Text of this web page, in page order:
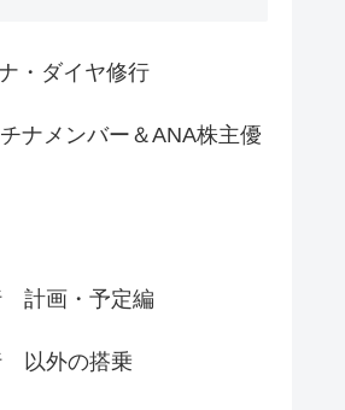
・ダイヤ修行
ナメンバー＆ANA株主優
計画・予定編
以外の搭乗